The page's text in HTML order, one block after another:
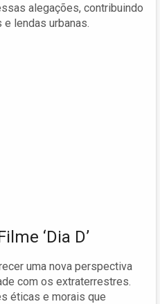
alegações, contribuindo
lendas urbanas.
‘Dia D’
uma nova perspectiva
com os extraterrestres.
éticas e morais que